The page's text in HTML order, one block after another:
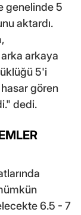
genelinde 5
aktardı.
arkaya
5'i
gören
dedi.
6.5 - 7